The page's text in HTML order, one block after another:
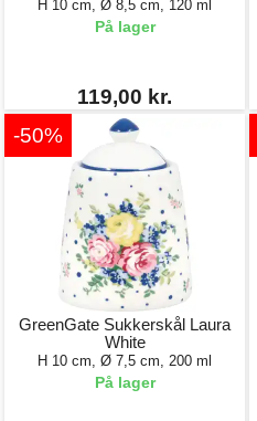
H 10 cm, Ø 8,5 cm, 120 ml
På lager
119,00 kr.
-50%
GreenGate Sukkerskål Laura
White
H 10 cm, Ø 7,5 cm, 200 ml
På lager